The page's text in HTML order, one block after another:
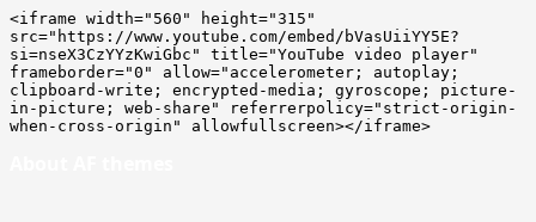
<iframe width="560" height="315"
src="https://www.youtube.com/embed/bVasUiiYY5E?
si=nseX3CzYYzKwiGbc" title="YouTube video player"
frameborder="0" allow="accelerometer; autoplay;
clipboard-write; encrypted-media; gyroscope; picture-
in-picture; web-share" referrerpolicy="strict-origin-
when-cross-origin" allowfullscreen></iframe>